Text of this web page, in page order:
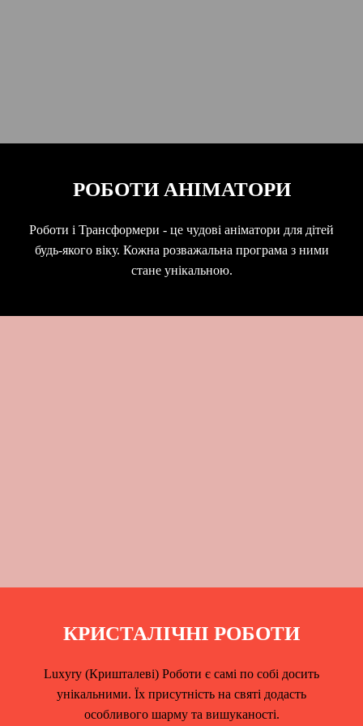
РОБОТИ АНІМАТОРИ
Роботи і Трансформери - це чудові аніматори для дітей
будь-якого віку. Кожна розважальна програма з ними
стане унікальною.
КРИСТАЛІЧНІ РОБОТИ
Luxyry (Кришталеві) Роботи є самі по собі досить
унікальними. Їх присутність на святі додасть
особливого шарму та вишуканості.